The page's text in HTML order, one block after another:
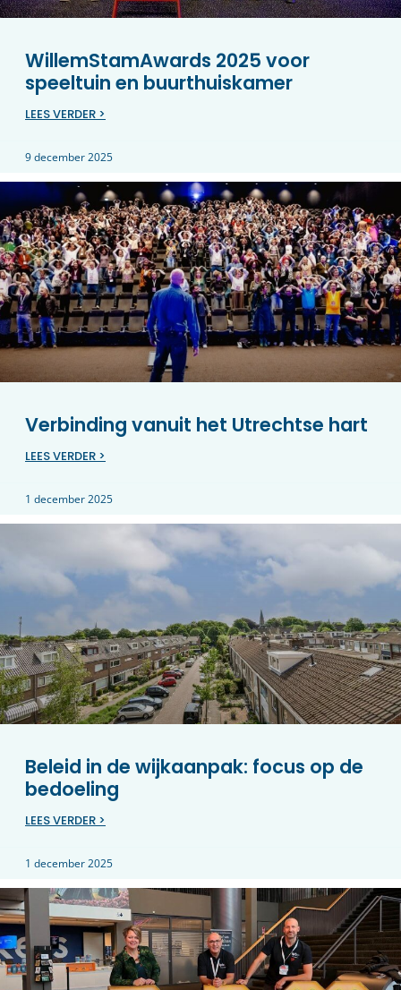
WillemStamAwards 2025 voor
speeltuin en buurthuiskamer
LEES VERDER >
9 december 2025
Verbinding vanuit het Utrechtse hart
LEES VERDER >
1 december 2025
Beleid in de wijkaanpak: focus op de
bedoeling
LEES VERDER >
1 december 2025